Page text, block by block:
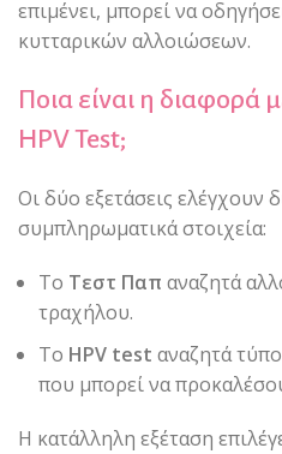
επιμένει, μπορεί να
κυτταρικών αλλοιώσεων.
Ποια είναι η διαφορά
HPV Test;
Οι δύο εξετάσεις ελέγχουν
συμπληρωματικά στοιχεία:
Το Τεστ Παπ αναζητά
τραχήλου.
Το HPV test αναζητά
που μπορεί να
Η κατάλληλη εξέταση